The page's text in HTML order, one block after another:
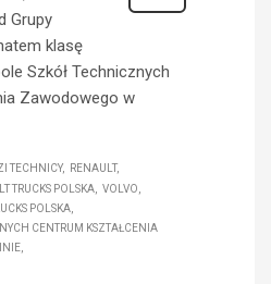
Grupy
klasę
Szkół Technicznych
Zawodowego w
TECHNICY
RENAULT
TRUCKS POLSKA
VOLVO
POLSKA
CENTRUM KSZTAŁCENIA